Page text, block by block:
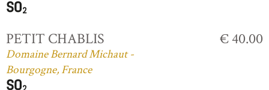
PETIT CHABLIS
Domaine Bernard Michaut -
Bourgogne, France
€ 40.00